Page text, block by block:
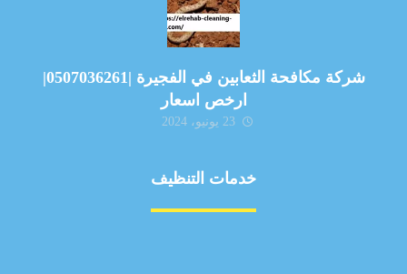
شركة مكافحة الثعابين في الفجيرة |0507036261|
ارخص اسعار
23 يونيو، 2024
خدمات التنظيف